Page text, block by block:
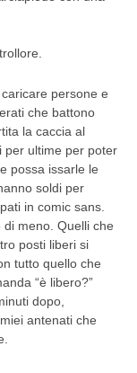
persone e
che battono
la caccia al
per ultime per poter
possa issarle le
soldi per
in comic sans.
meno. Quelli che
posti liberi si
tutto quello che
“è libero?”
dopo,
antenati che